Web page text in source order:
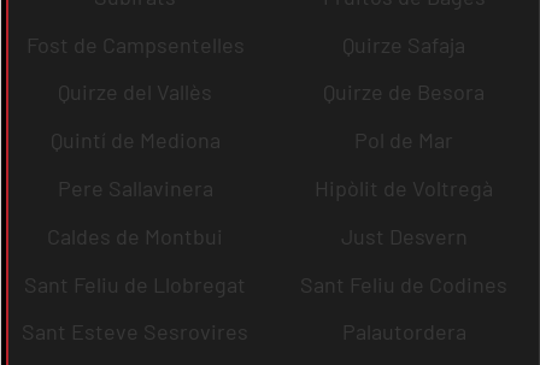
Fost de Campsentelles
Quirze Safaja
Quirze del Vallès
Quirze de Besora
Quintí de Mediona
Pol de Mar
Pere Sallavinera
Hipòlit de Voltregà
Caldes de Montbui
Just Desvern
Sant Feliu de Llobregat
Sant Feliu de Codines
Sant Esteve Sesrovires
Palautordera